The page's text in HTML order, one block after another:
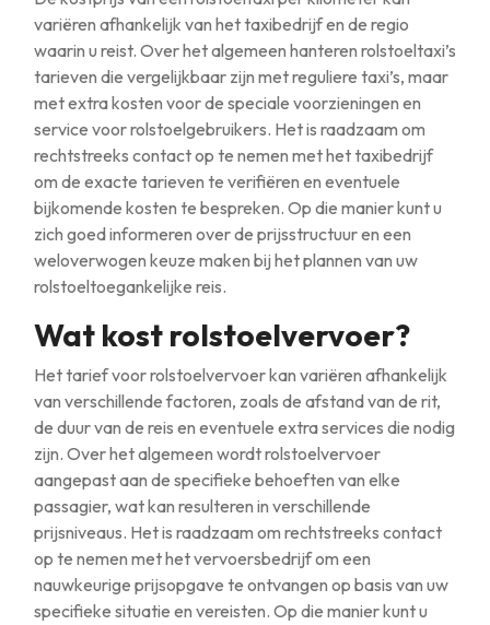
variëren afhankelijk van het taxibedrijf en de regio
waarin u reist. Over het algemeen hanteren rolstoeltaxi’s
tarieven die vergelijkbaar zijn met reguliere taxi’s, maar
met extra kosten voor de speciale voorzieningen en
service voor rolstoelgebruikers. Het is raadzaam om
rechtstreeks contact op te nemen met het taxibedrijf
om de exacte tarieven te verifiëren en eventuele
bijkomende kosten te bespreken. Op die manier kunt u
zich goed informeren over de prijsstructuur en een
weloverwogen keuze maken bij het plannen van uw
rolstoeltoegankelijke reis.
Wat kost rolstoelvervoer?
Het tarief voor rolstoelvervoer kan variëren afhankelijk
van verschillende factoren, zoals de afstand van de rit,
de duur van de reis en eventuele extra services die nodig
zijn. Over het algemeen wordt rolstoelvervoer
aangepast aan de specifieke behoeften van elke
passagier, wat kan resulteren in verschillende
prijsniveaus. Het is raadzaam om rechtstreeks contact
op te nemen met het vervoersbedrijf om een
nauwkeurige prijsopgave te ontvangen op basis van uw
specifieke situatie en vereisten. Op die manier kunt u